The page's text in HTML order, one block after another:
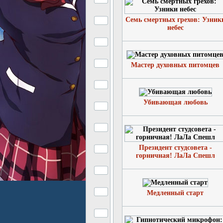
Семь смертных грехов:
небес
Мастер духовных питомцев
Убивающая любовь
Президент студсовета -
горничная! ЛаЛа Спешл
Медленный старт